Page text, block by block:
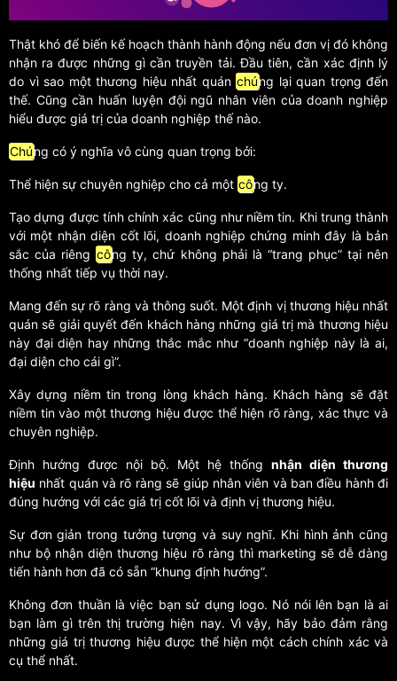
Thật khó để biến kế hoạch thành hành động nếu đơn vị đó không
nhận ra được những gì cần truyền tải. Đầu tiên, cần xác định lý
do vì sao một thương hiệu nhất quán chúng lại quan trọng đến
thế. Cũng cần huấn luyện đội ngũ nhân viên của doanh nghiệp
hiểu được giá trị của doanh nghiệp thế nào.
Chúng có ý nghĩa vô cùng quan trọng bởi:
Thể hiện sự chuyên nghiệp cho cả một công ty.
Tạo dựng được tính chính xác cũng như niềm tin. Khi trung thành
với một nhận diện cốt lõi, doanh nghiệp chứng minh đây là bản
sắc của riêng công ty, chứ không phải là “trang phục” tại nên
thống nhất tiếp vụ thời nay.
Mang đến sự rõ ràng và thông suốt. Một định vị thương hiệu nhất
quán sẽ giải quyết đến khách hàng những giá trị mà thương hiệu
này đại diện hay những thắc mắc như “doanh nghiệp này là ai,
đại diện cho cái gì”.
Xây dựng niềm tin trong lòng khách hàng. Khách hàng sẽ đặt
niềm tin vào một thương hiệu được thể hiện rõ ràng, xác thực và
chuyên nghiệp.
Định hướng được nội bộ. Một hệ thống nhận diện thương
hiệu nhất quán và rõ ràng sẽ giúp nhân viên và ban điều hành đi
đúng hướng với các giá trị cốt lõi và định vị thương hiệu.
Sự đơn giản trong tưởng tượng và suy nghĩ. Khi hình ảnh cũng
như bộ nhận diện thương hiệu rõ ràng thì marketing sẽ dễ dàng
tiến hành hơn đã có sẵn “khung định hướng”.
Không đơn thuần là việc bạn sử dụng logo. Nó nói lên bạn là ai
bạn làm gì trên thị trường hiện nay. Vì vậy, hãy bảo đảm rằng
những giá trị thương hiệu được thể hiện một cách chính xác và
cụ thể nhất.